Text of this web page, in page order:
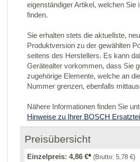
eigenständiger Artikel, welchen Sie
finden.
Sie erhalten stets die aktuellste,
Produktversion zu der gewählten
seitens des Herstellers. Es kann
Gerätealter vorkommen, dass Sie
zugehörige Elemente, welche an
Nummer grenzen, ebenfalls
Nähere Informationen finden Sie
Hinweise zu Ihrer BOSCH
Preisübersicht
Einzelpreis: 4,86 €* (Brutto: 5,78 €)